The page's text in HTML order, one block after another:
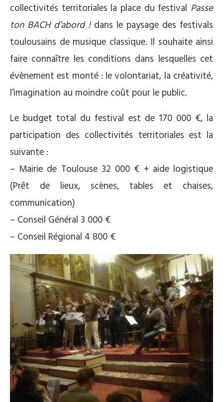
collectivités territoriales la place du festival Passe
ton BACH d’abord ! dans le paysage des festivals
toulousains de musique classique. Il souhaite ainsi
faire connaître les conditions dans lesquelles cet
évènement est monté : le volontariat, la créativité,
l’imagination au moindre coût pour le public.
Le budget total du festival est de 170 000 €, la
participation des collectivités territoriales est la
suivante :
– Mairie de Toulouse 32 000 € + aide logistique
(Prêt de lieux, scènes, tables et chaises,
communication)
– Conseil Général 3 000 €
– Conseil Régional 4 800 €